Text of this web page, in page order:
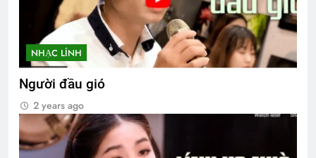
NHẠC LÍNH
Người đầu gió
2 years ago